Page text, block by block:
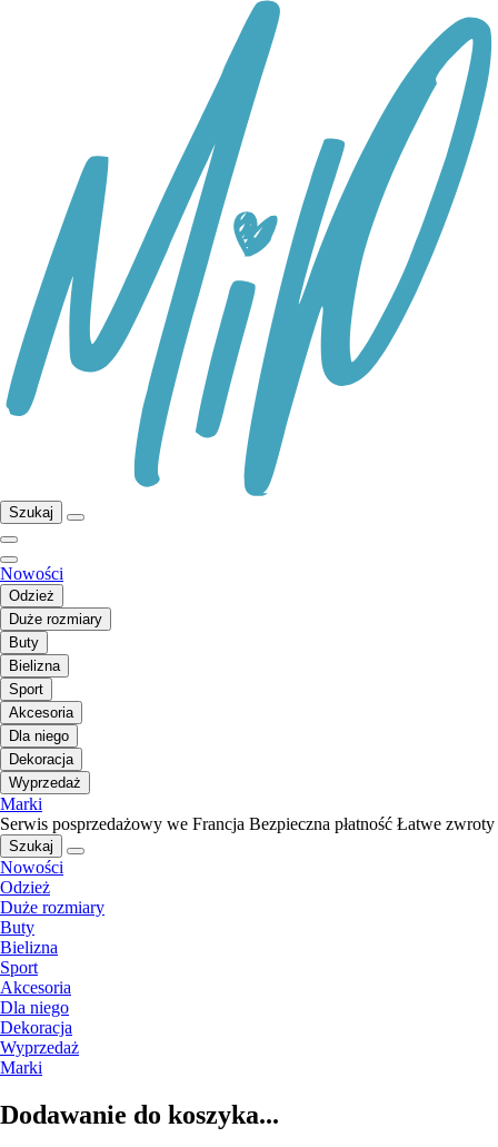
Szukaj
Nowości
Odzież
Duże rozmiary
Buty
Bielizna
Sport
Akcesoria
Dla niego
Dekoracja
Wyprzedaż
Marki
Serwis posprzedażowy we Francja Bezpieczna płatność Łatwe zwroty
Szukaj
Nowości
Odzież
Duże rozmiary
Buty
Bielizna
Sport
Akcesoria
Dla niego
Dekoracja
Wyprzedaż
Marki
Dodawanie do koszyka...